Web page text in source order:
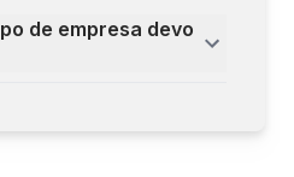
de empresa devo